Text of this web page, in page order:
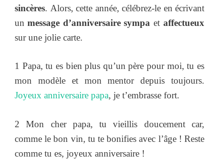
sincères. Alors, cette année, célébrez-le en écrivant
un message d’anniversaire sympa et affectueux
sur une jolie carte.
1 Papa, tu es bien plus qu’un père pour moi, tu es
mon modèle et mon mentor depuis toujours.
Joyeux anniversaire papa, je t’embrasse fort.
2 Mon cher papa, tu vieillis doucement car,
comme le bon vin, tu te bonifies avec l’âge ! Reste
comme tu es, joyeux anniversaire !